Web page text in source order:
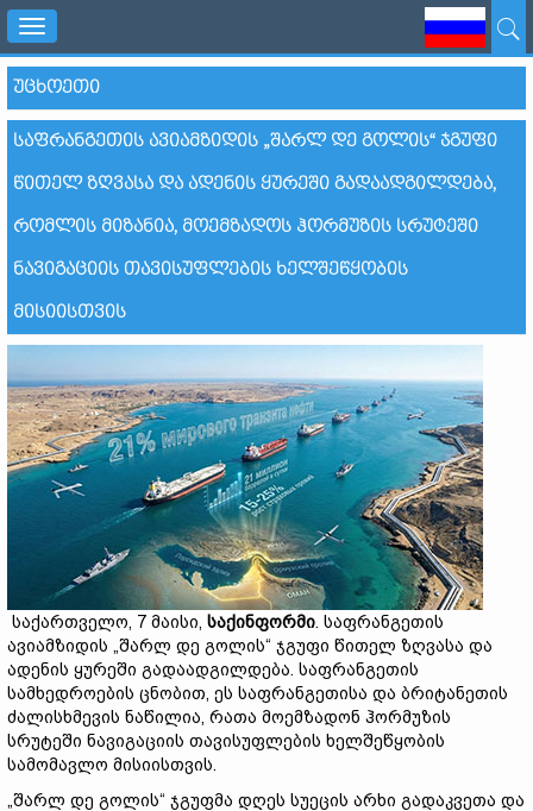
Toggle
navigation
ᲣᲪᲮᲝᲔᲗᲘ
ᲡᲐᲤᲠᲐᲜᲒᲔᲗᲘᲡ ᲐᲕᲘᲐᲛᲖᲘᲓᲘᲡ „ᲨᲐᲠᲚ ᲓᲔ ᲒᲝᲚᲘᲡ“ ᲯᲒᲣᲤᲘ
ᲬᲘᲗᲔᲚ ᲖᲦᲕᲐᲡᲐ ᲓᲐ ᲐᲓᲔᲜᲘᲡ ᲧᲣᲠᲔᲨᲘ ᲒᲐᲓᲐᲐᲓᲒᲘᲚᲓᲔᲑᲐ,
ᲠᲝᲛᲚᲘᲡ ᲛᲘᲖᲐᲜᲘᲐ, ᲛᲝᲔᲛᲖᲐᲓᲝᲡ ᲰᲝᲠᲛᲣᲖᲘᲡ ᲡᲠᲣᲢᲔᲨᲘ
ᲜᲐᲕᲘᲒᲐᲪᲘᲘᲡ ᲗᲐᲕᲘᲡᲣᲤᲚᲔᲑᲘᲡ ᲮᲔᲚᲨᲔᲬᲧᲝᲑᲘᲡ
ᲛᲘᲡᲘᲘᲡᲗᲕᲘᲡ
საქართველო, 7 მაისი, საქინფორმი. საფრანგეთის
ავიამზიდის „შარლ დე გოლის“ ჯგუფი წითელ ზღვასა და
ადენის ყურეში გადაადგილდება. საფრანგეთის
სამხედროების ცნობით, ეს საფრანგეთისა და ბრიტანეთის
ძალისხმევის ნაწილია, რათა მოემზადონ ჰორმუზის
სრუტეში ნავიგაციის თავისუფლების ხელშეწყობის
სამომავლო მისიისთვის.
„შარლ დე გოლის“ ჯგუფმა დღეს სუეცის არხი გადაკვეთა და